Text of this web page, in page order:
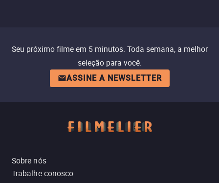
Seu próximo filme em 5 minutos. Toda semana, a melhor
seleção para você.
ASSINE A NEWSLETTER
Sobre nós
Trabalhe conosco